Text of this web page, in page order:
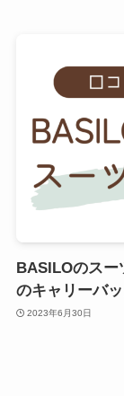
BASILOのスー
のキャリーバ
2023年6月30日